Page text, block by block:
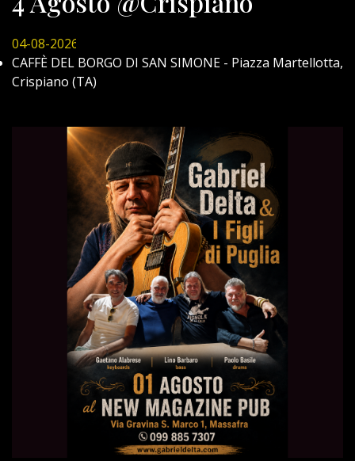
04-08-2026
CAFFÈ DEL BORGO DI SAN SIMONE - Piazza Martellotta,
Crispiano (TA)